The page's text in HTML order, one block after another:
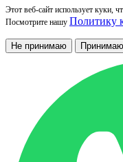
Этот веб-сайт использует куки,
Посмотрите нашу Политику
Не принимаю Принимаю